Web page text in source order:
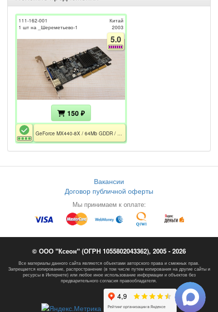
111-162-001
1 шт на _Шереметьево-1
Китай
2003
5.0
150 ₽
GeForce MX440-8X / 64Mb GDDR / 1×VGA / 1×S-Video / Отсутствует вентилятор
Вакансии
Договор публичной оферты
Мы принимаем к оплате:
© ООО "Ксеон" (ОГРН 1055802043362), 2005 - 2026
Все материалы данного сайта являются объектами авторского права и смежных прав.
Запрещается копирование, распространение (в том числе путем копирования на другие сайты и
ресурсы в Интернете) или любое иное использование информации и объектов без
предварительного согласия правообладателя.